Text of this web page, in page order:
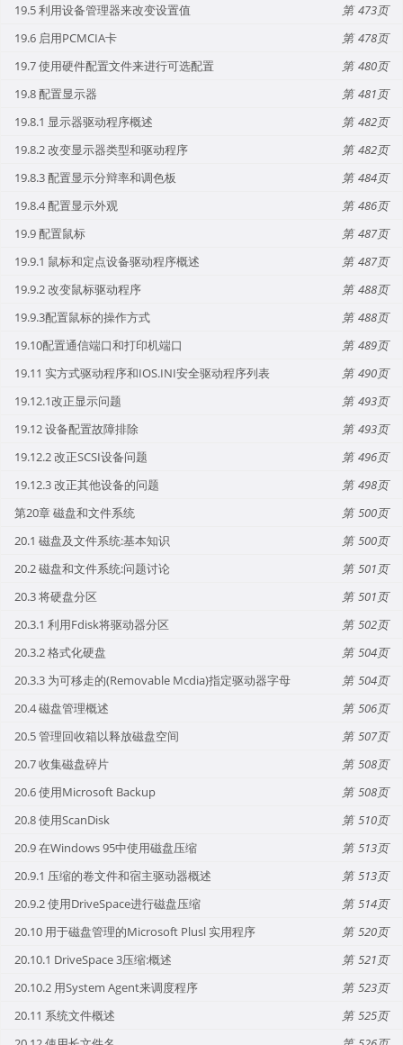
19.5 利用设备管理器来改变设置值
473
19.6 启用PCMCIA卡
478
19.7 使用硬件配置文件来进行可选配置
480
19.8 配置显示器
481
19.8.1 显示器驱动程序概述
482
19.8.2 改变显示器类型和驱动程序
482
19.8.3 配置显示分辩率和调色板
484
19.8.4 配置显示外观
486
19.9 配置鼠标
487
19.9.1 鼠标和定点设备驱动程序概述
487
19.9.2 改变鼠标驱动程序
488
19.9.3配置鼠标的操作方式
488
19.10配置通信端口和打印机端口
489
19.11 实方式驱动程序和IOS.INI安全驱动程序列表
490
19.12.1改正显示问题
493
19.12 设备配置故障排除
493
19.12.2 改正SCSI设备问题
496
19.12.3 改正其他设备的问题
498
第20章 磁盘和文件系统
500
20.1 磁盘及文件系统:基本知识
500
20.2 磁盘和文件系统:问题讨论
501
20.3 将硬盘分区
501
20.3.1 利用Fdisk将驱动器分区
502
20.3.2 格式化硬盘
504
20.3.3 为可移走的(Removable Mcdia)指定驱动器字母
504
20.4 磁盘管理概述
506
20.5 管理回收箱以释放磁盘空间
507
20.7 收集磁盘碎片
508
20.6 使用Microsoft Backup
508
20.8 使用ScanDisk
510
20.9 在Windows 95中使用磁盘压缩
513
20.9.1 压缩的卷文件和宿主驱动器概述
513
20.9.2 使用DriveSpace进行磁盘压缩
514
20.10 用于磁盘管理的Microsoft Plusl 实用程序
520
20.10.1 DriveSpace 3压缩:概述
521
20.10.2 用System Agent来调度程序
523
20.11 系统文件概述
525